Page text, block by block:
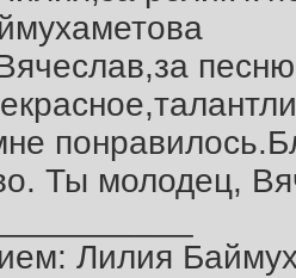
Ты молодец,
Лилия